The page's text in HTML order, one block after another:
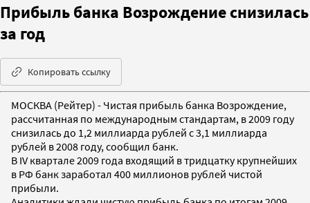
Прибыль банка Возрождение снизилась
за год
Копировать ссылку
МОСКВА (Рейтер) - Чистая прибыль банка Возрождение,
рассчитанная по международным стандартам, в 2009 году
снизилась до 1,2 миллиарда рублей с 3,1 миллиарда
рублей в 2008 году, сообщил банк.
В IV квартале 2009 года входящий в тридцатку крупнейших
в РФ банк заработал 400 миллионов рублей чистой
прибыли.